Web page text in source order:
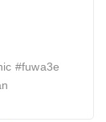
#fuwa3e